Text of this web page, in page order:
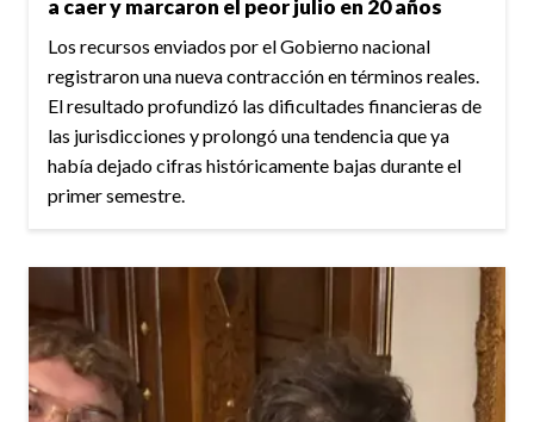
a caer y marcaron el peor julio en 20 años
Los recursos enviados por el Gobierno nacional
registraron una nueva contracción en términos reales.
El resultado profundizó las dificultades financieras de
las jurisdicciones y prolongó una tendencia que ya
había dejado cifras históricamente bajas durante el
primer semestre.